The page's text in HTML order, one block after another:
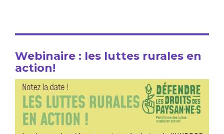
Webinaire : les luttes rurales en
action!